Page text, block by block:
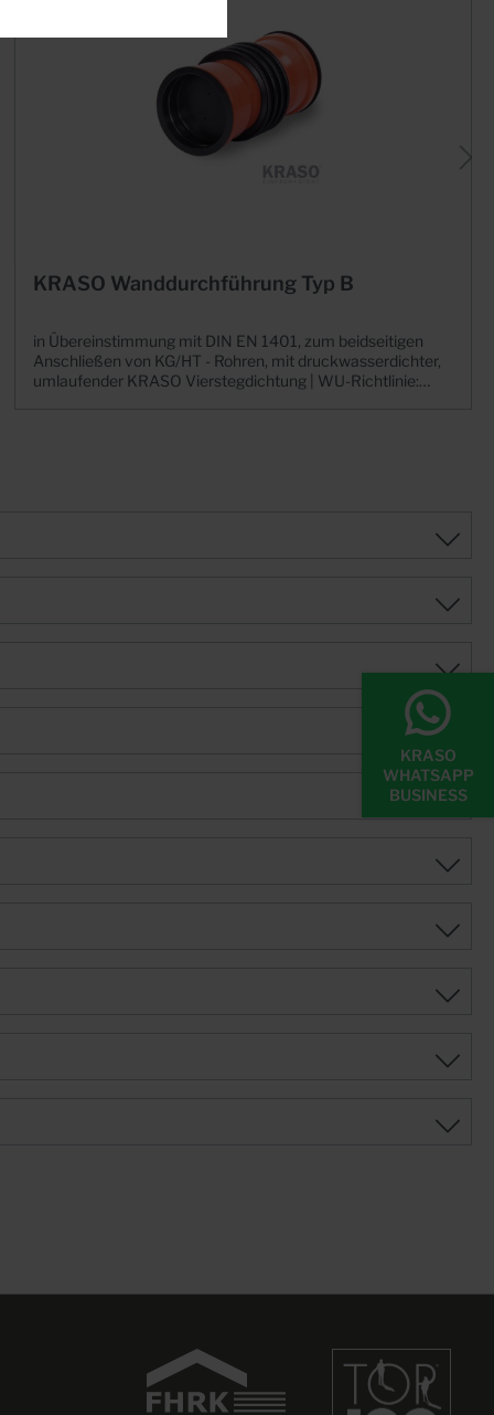
KRASO
WHATSAPP
BUSINESS
KRASO Wanddurchführung Typ B
in Übereinstimmung mit DIN EN 1401, zum beidseitigen
Anschließen von KG/HT - Rohren, mit druckwasserdichter,
umlaufender KRASO Vierstegdichtung | WU-Richtlinie: